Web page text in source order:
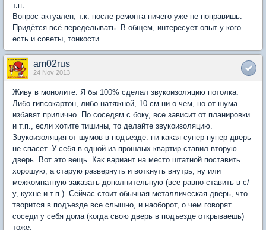
т.п.
Вопрос актуален, т.к. после ремонта ничего уже не поправишь.
Придётся всё переделывать. В-общем, интересует опыт у кого
есть и советы, тонкости.
am02rus
24 Nov 2013
Живу в монолите. Я бы 100% сделал звукоизоляцию потолка.
Либо гипсокартон, либо натяжной, 10 см ни о чем, но от шума
избавят прилично. По соседям с боку, все зависит от планировки
и т.п., если хотите тишины, то делайте звукоизоляцию.
Звукоизоляция от шумов в подъезде: ни какая супер-пупер дверь
не спасет. У себя в одной из прошлых квартир ставил вторую
дверь. Вот это вещь. Как вариант на место штатной поставить
хорошую, а старую развернуть и воткнуть внутрь, ну или
межкомнатную заказать дополнительную (все равно ставить в с/
у, кухне и т.п.). Сейчас стоит обычная металлическая дверь, что
творится в подъезде все слышно, и наоборот, о чем говорят
соседи у себя дома (когда свою дверь в подъезде открываешь)
тоже.